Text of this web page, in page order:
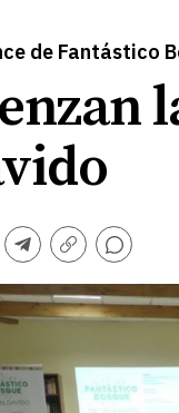
de Fantástico
Telegram
Copiar
enlace